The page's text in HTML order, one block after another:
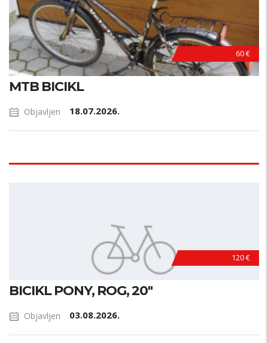
60 €
MTB BICIKL
Objavljen 18.07.2026.
120 €
BICIKL PONY, ROG, 20"
Objavljen 03.08.2026.